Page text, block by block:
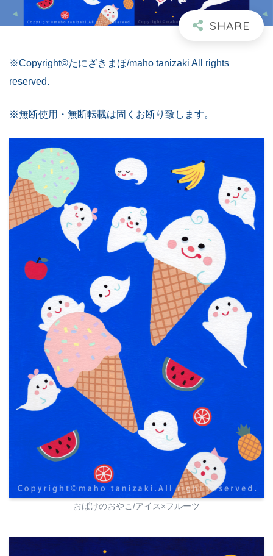
※Copyright©たにざきまほ/maho tanizaki All rights
reserved.
※無断使用・無断転載は固くお断り致します。
おばけのおやこ/アイス×フルーツ